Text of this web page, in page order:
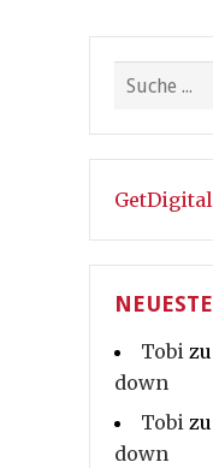
Tobi zu
down
Tobi zu
down